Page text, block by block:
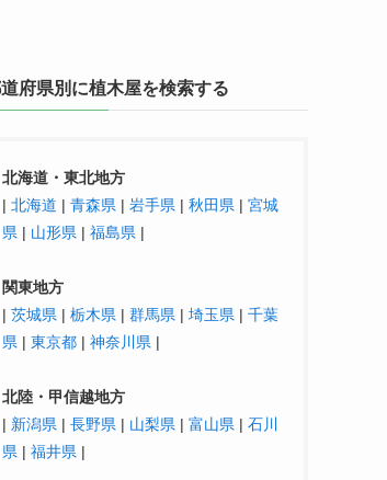
府県別に植木屋を検索する
北海道・東北地方
| 北海道 | 青森県 | 岩手県 | 秋田県 | 宮城
県 | 山形県 | 福島県 |
関東地方
| 茨城県 | 栃木県 | 群馬県 | 埼玉県 | 千葉
県 | 東京都 | 神奈川県 |
北陸・ 甲信越地方
| 新潟県 | 長野県 | 山梨県 | 富山県 | 石川
県 | 福井県 |